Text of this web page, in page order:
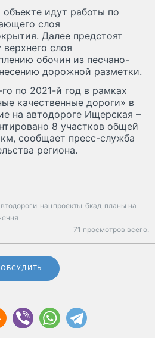
идут работы по
слоя
Далее предстоят
слоя
обочин из песчано-
дорожной разметки.
по 2021-й год в рамках
качественные дороги» в
на автодороге Ищерская –
8 участков общей
сообщает пресс-служба
региона.
нацпроекты бкад планы на
71 просмотров всего.
ОБСУДИТЬ